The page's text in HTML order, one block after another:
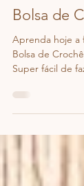
Ju
12 de mar.
Bolsa de
Aprenda hoje a
Super fácil de